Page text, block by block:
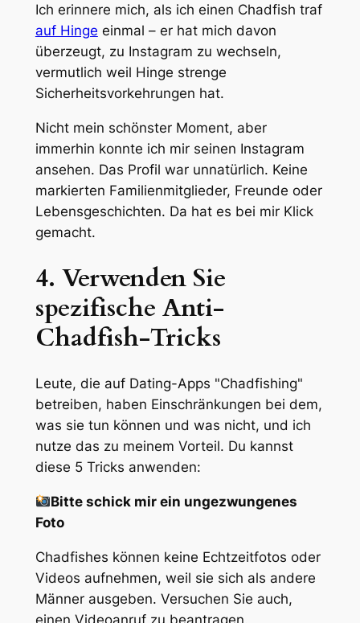
Ich erinnere mich, als ich einen Chadfish traf
auf Hinge einmal – er hat mich davon
überzeugt, zu Instagram zu wechseln,
vermutlich weil Hinge strenge
Sicherheitsvorkehrungen hat.
Nicht mein schönster Moment, aber
immerhin konnte ich mir seinen Instagram
ansehen. Das Profil war unnatürlich. Keine
markierten Familienmitglieder, Freunde oder
Lebensgeschichten. Da hat es bei mir Klick
gemacht.
4. Verwenden Sie
spezifische Anti-
Chadfish-Tricks
Leute, die auf Dating-Apps "Chadfishing"
betreiben, haben Einschränkungen bei dem,
was sie tun können und was nicht, und ich
nutze das zu meinem Vorteil. Du kannst
diese 5 Tricks anwenden:
Bitte schick mir ein ungezwungenes
Foto
Chadfishes können keine Echtzeitfotos oder
Videos aufnehmen, weil sie sich als andere
Männer ausgeben. Versuchen Sie auch,
einen Videoanruf zu beantragen.